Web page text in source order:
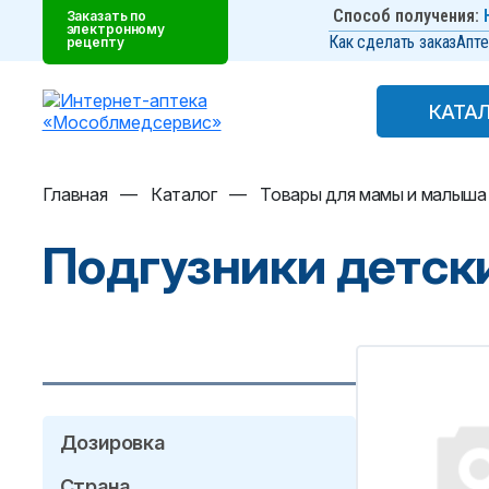
Заказать по
электронному
рецепту
Способ получения:
Как сделать заказ
Главная — Каталог — Товары для мамы и малыша
Подгузники
Дозировка